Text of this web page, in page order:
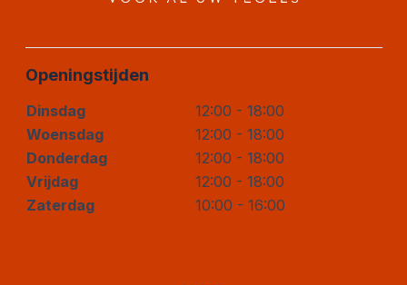
Openingstijden
Dinsdag
12:00 - 18:00
Woensdag
12:00 - 18:00
Donderdag
12:00 - 18:00
Vrijdag
12:00 - 18:00
Zaterdag
10:00 - 16:00